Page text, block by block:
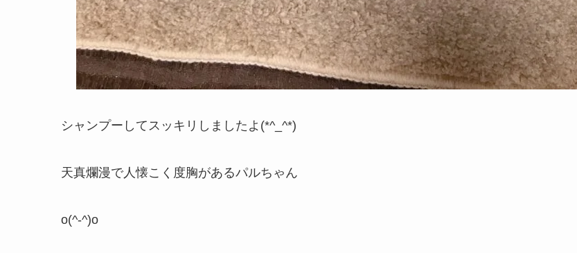
シャンプーしてスッキリしましたよ(*^_^*)
天真爛漫で人懐こく度胸があるパルちゃん
o(^-^)o